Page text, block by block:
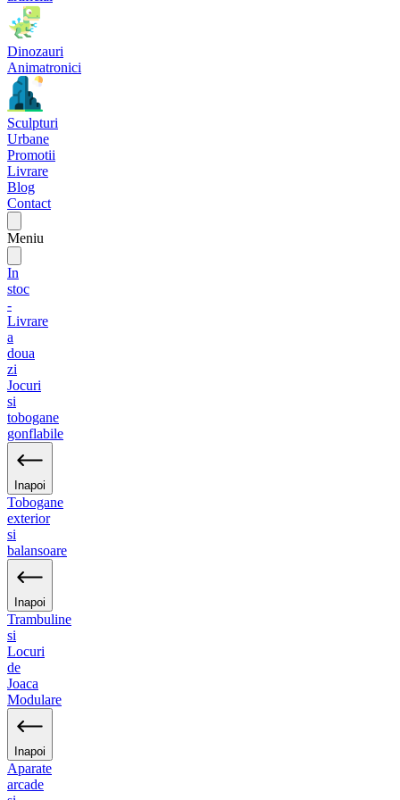
Dinozauri
Animatronici
Sculpturi
Urbane
Promotii
Livrare
Blog
Contact
Meniu
In
stoc
-
Livrare
a
doua
zi
Jocuri
si
tobogane
gonflabile
Inapoi
Tobogane
exterior
si
balansoare
Inapoi
Trambuline
si
Locuri
de
Joaca
Modulare
Inapoi
Aparate
arcade